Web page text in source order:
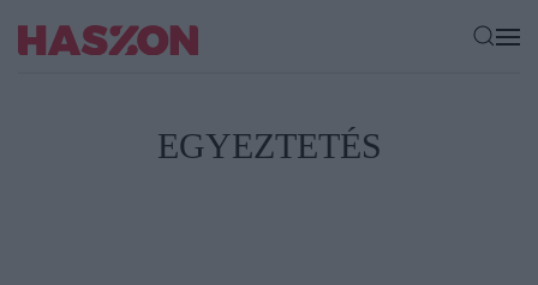
EGYEZTETÉS